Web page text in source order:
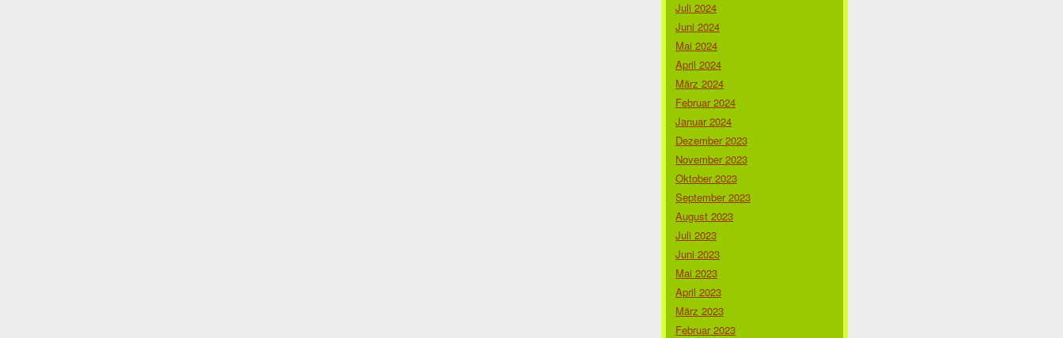
Juli 2024
Juni 2024
Mai 2024
April 2024
März 2024
Februar 2024
Januar 2024
Dezember 2023
November 2023
Oktober 2023
September 2023
August 2023
Juli 2023
Juni 2023
Mai 2023
April 2023
März 2023
Februar 2023